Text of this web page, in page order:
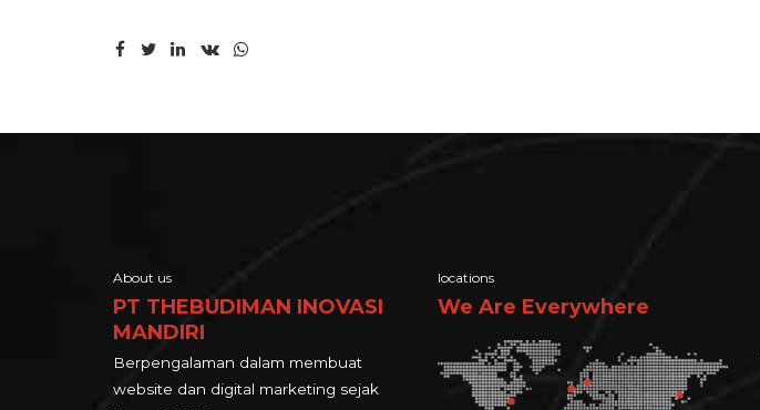
About us
PT THEBUDIMAN INOVASI
MANDIRI
Berpengalaman dalam membuat
website dan digital marketing sejak
locations
We Are Everywhere